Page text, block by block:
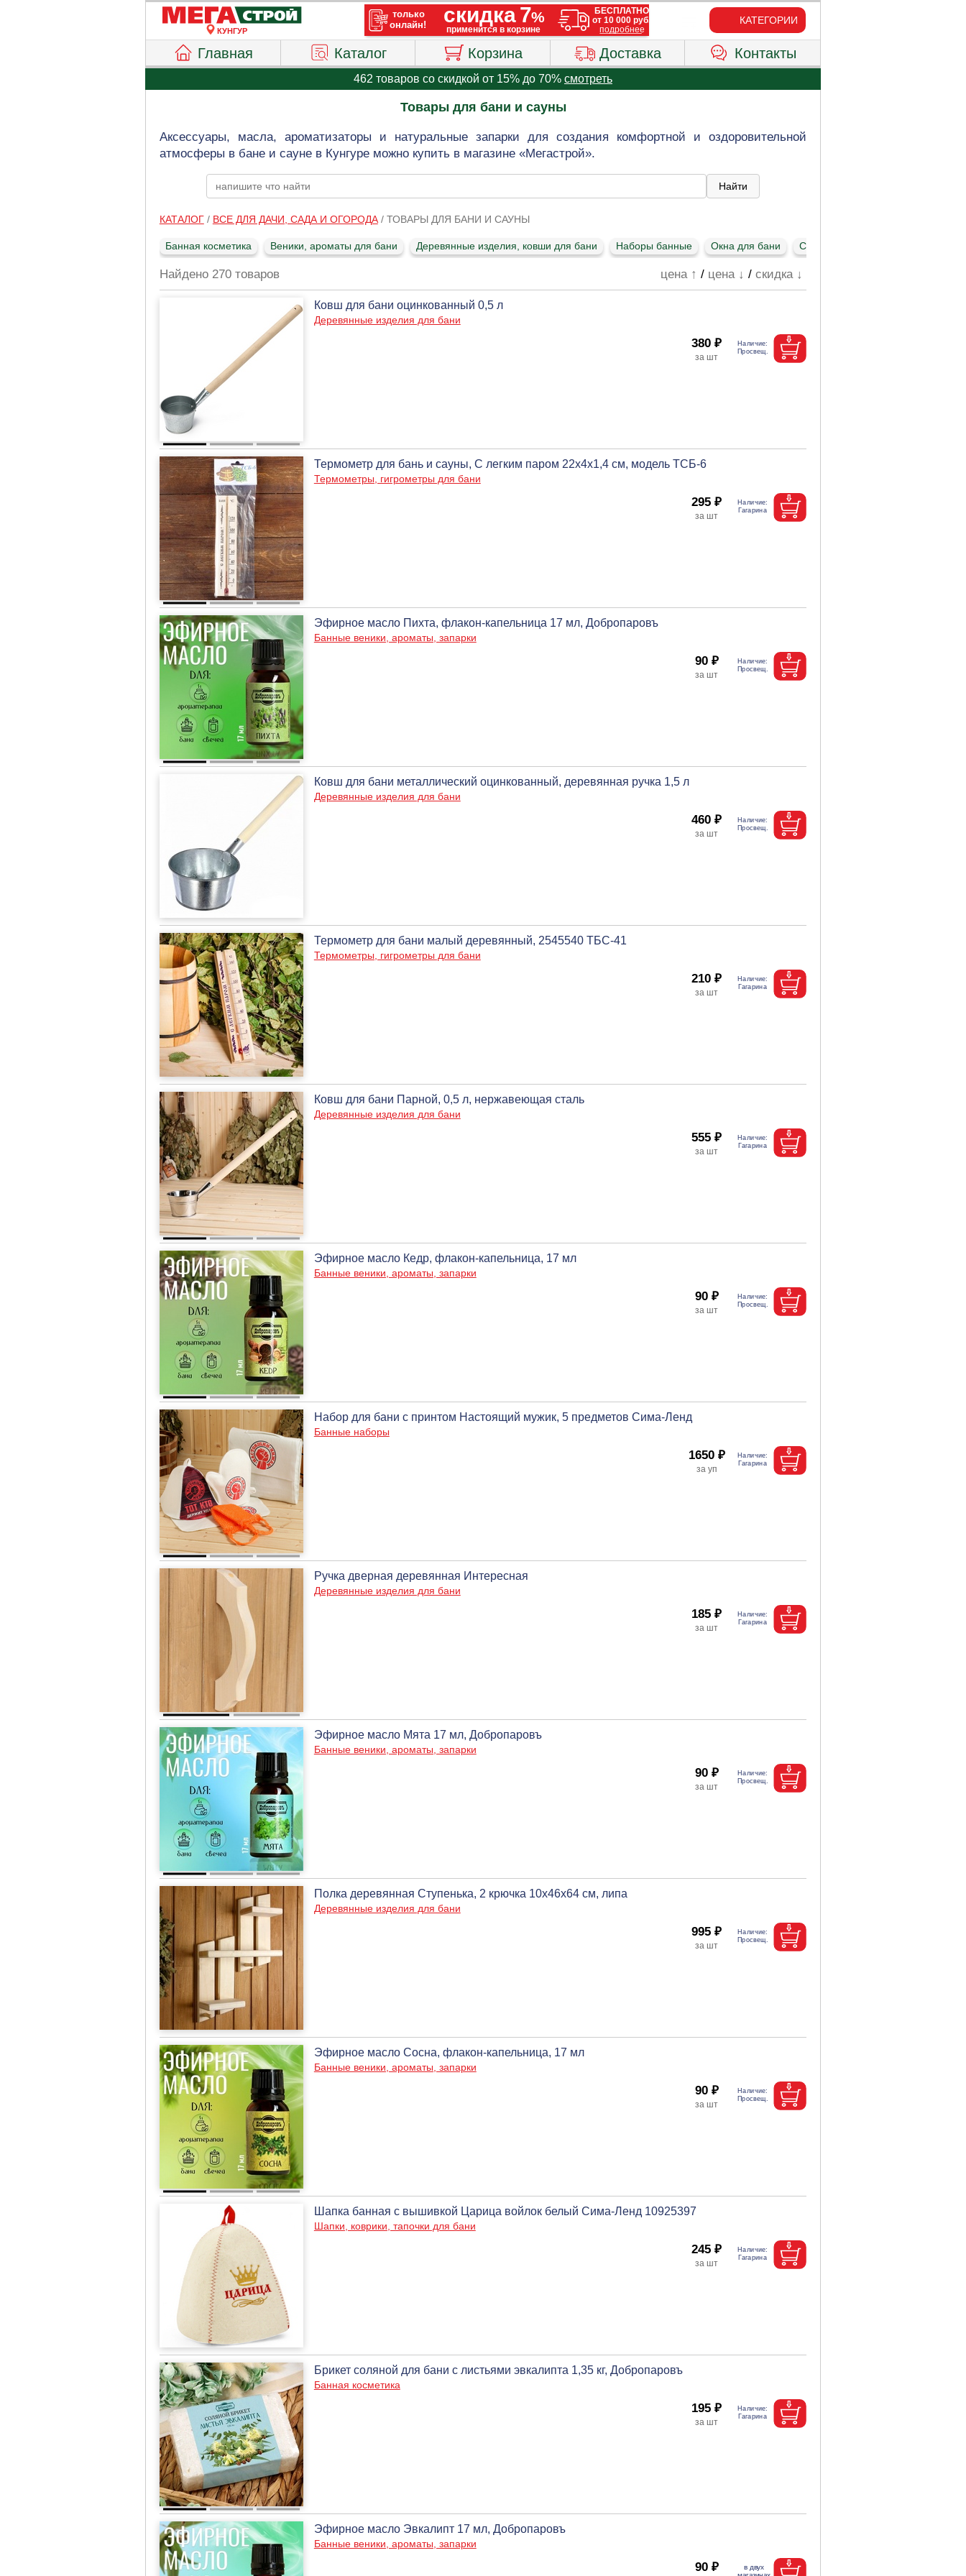
КУНГУР
КАТЕГОРИИ
Главная Каталог Корзина Доставка Контакты
462 товаров со скидкой от 15% до 70% смотреть
Товары для бани и сауны
Аксессуары, масла, ароматизаторы и натуральные запарки для создания комфортной и оздоровительной
атмосферы в бане и сауне в Кунгуре можно купить в магазине «Мегастрой».
КАТАЛОГ/ ВСЕ ДЛЯ ДАЧИ, САДА И ОГОРОДА/ ТОВАРЫ ДЛЯ БАНИ И САУНЫ
Банная косметика Веники, ароматы для бани Деревянные изделия, ковши для бани Наборы банные Окна для бани Светильники для бани
Найдено 270 товаров цена ↑ / цена ↓ /скидка ↓
Ковш для бани оцинкованный 0,5 л
Деревянные изделия для бани
380 ₽
Термометр для бань и сауны, С легким паром 22х4х1,4 см, модель ТСБ-6
Термометры, гигрометры для бани
295 ₽
Эфирное масло Пихта, флакон-капельница 17 мл, Добропаровъ
Банные веники, ароматы, запарки
90 ₽
Ковш для бани металлический оцинкованный, деревянная ручка 1,5 л
Деревянные изделия для бани
460 ₽
Термометр для бани малый деревянный, 2545540 ТБС-41
Термометры, гигрометры для бани
210 ₽
Ковш для бани Парной, 0,5 л, нержавеющая сталь
Деревянные изделия для бани
555 ₽
Эфирное масло Кедр, флакон-капельница, 17 мл
Банные веники, ароматы, запарки
90 ₽
Набор для бани с принтом Настоящий мужик, 5 предметов Сима-Ленд
Банные наборы
1650 ₽
Ручка дверная деревянная Интересная
Деревянные изделия для бани
185 ₽
Эфирное масло Мята 17 мл, Добропаровъ
Банные веники, ароматы, запарки
90 ₽
Полка деревянная Ступенька, 2 крючка 10х46х64 см, липа
Деревянные изделия для бани
995 ₽
Эфирное масло Сосна, флакон-капельница, 17 мл
Банные веники, ароматы, запарки
90 ₽
Шапка банная с вышивкой Царица войлок белый Сима-Ленд 10925397
Шапки, коврики, тапочки для бани
245 ₽
Брикет соляной для бани с листьями эвкалипта 1,35 кг, Добропаровъ
Банная косметика
195 ₽
Эфирное масло Эвкалипт 17 мл, Добропаровъ
Банные веники, ароматы, запарки
90 ₽